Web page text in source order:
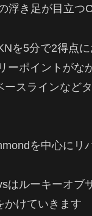
浮き足が目立つ
を5分で2得点に
ーポイントがな
ースラインなど
を中心にリ
はルーキーオブ
かけていきます